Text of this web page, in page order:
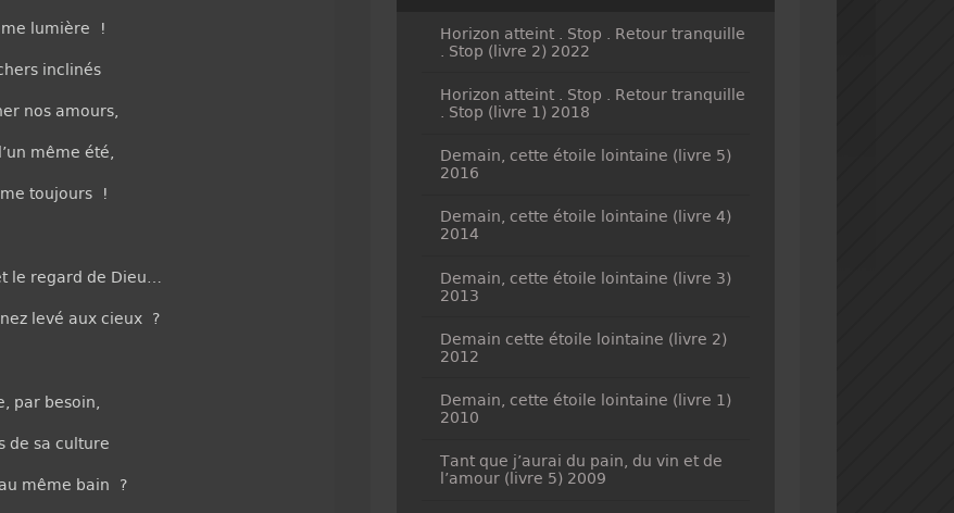
lumière !
inclinés
nos amours,
même été,
toujours !
le regard de Dieu…
levé aux cieux ?
par besoin,
de sa culture
même bain ?
Horizon atteint . Stop . Retour tranquille
. Stop (livre 2) 2022
Horizon atteint . Stop . Retour tranquille
. Stop (livre 1) 2018
Demain, cette étoile lointaine (livre 5)
2016
Demain, cette étoile lointaine (livre 4)
2014
Demain, cette étoile lointaine (livre 3)
2013
Demain cette étoile lointaine (livre 2)
2012
Demain, cette étoile lointaine (livre 1)
2010
Tant que j’aurai du pain, du vin et de
l’amour (livre 5) 2009